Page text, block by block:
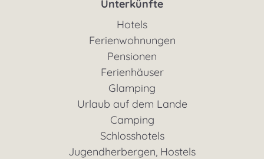
Unterkünfte
Hotels
Ferienwohnungen
Pensionen
Ferienhäuser
Glamping
Urlaub auf dem Lande
Camping
Schlosshotels
Jugendherbergen, Hostels